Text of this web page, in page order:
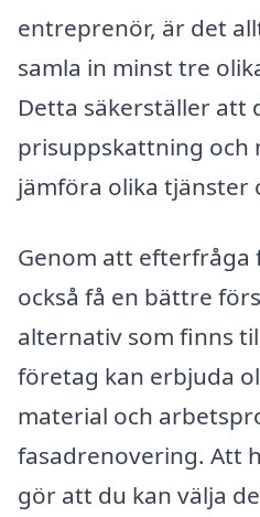
entreprenör, är det
samla in minst tre
Detta säkerställer att
prisuppskattning och
jämföra olika tjänster
Genom att
också få en bättre
alternativ som finns
företag kan erbjuda
material och
fasadrenovering. Att
gör att du kan välja